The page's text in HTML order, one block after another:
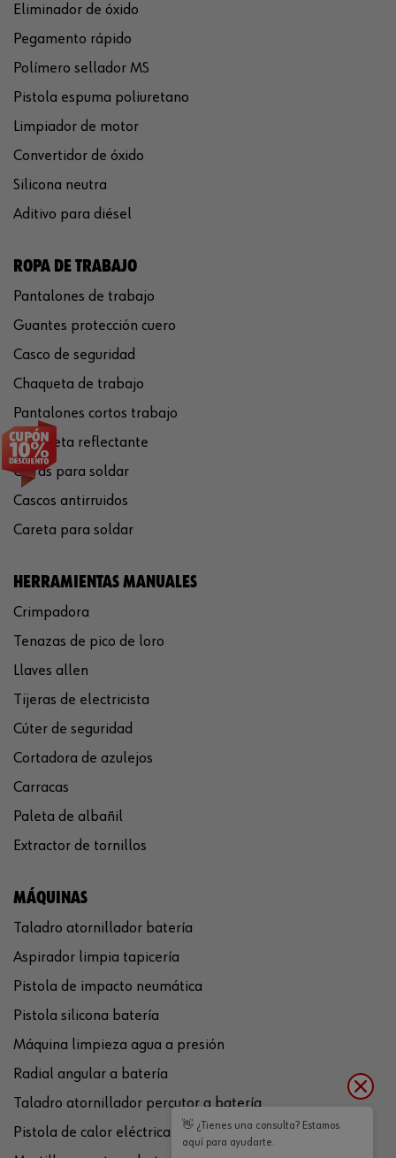
Eliminador de óxido
Pegamento rápido
Polímero sellador MS
Pistola espuma poliuretano
Limpiador de motor
Convertidor de óxido
Silicona neutra
Aditivo para diésel
ROPA DE TRABAJO
Pantalones de trabajo
Guantes protección cuero
Casco de seguridad
Chaqueta de trabajo
Pantalones cortos trabajo
Chaqueta reflectante
Gafas para soldar
Cascos antirruidos
Careta para soldar
HERRAMIENTAS MANUALES
Crimpadora
Tenazas de pico de loro
Llaves allen
Tijeras de electricista
Cúter de seguridad
Cortadora de azulejos
Carracas
Paleta de albañil
Extractor de tornillos
MÁQUINAS
Taladro atornillador batería
Aspirador limpia tapicería
Pistola de impacto neumática
Pistola silicona batería
Máquina limpieza agua a presión
Radial angular a batería
Taladro atornillador percutor a batería
Pistola de calor eléctrica
👋 ¿Tienes una consulta? Estamos
aquí para ayudarte.